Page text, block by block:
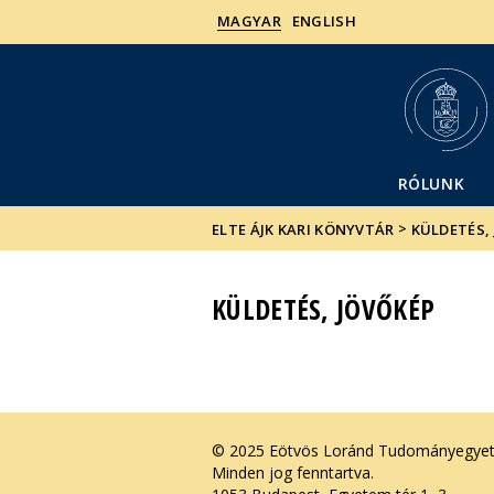
MAGYAR ENGLISH
RÓLUNK
ELTE ÁJK KARI KÖNYVTÁR > KÜLDETÉS,
KÜLDETÉS, JÖVŐKÉP
© 2025 Eötvös Loránd
Minden jog fenntartva.